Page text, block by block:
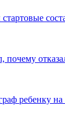
почему
ребенку